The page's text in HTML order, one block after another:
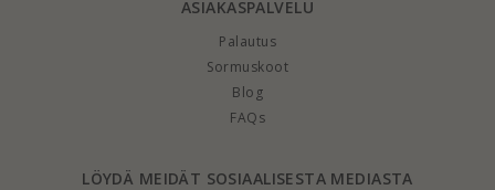
ASIAKASPALVELU
Palautus
Sormuskoot
Blog
FAQs
LÖYDÄ MEIDÄT SOSIAALISESTA MEDIASTA